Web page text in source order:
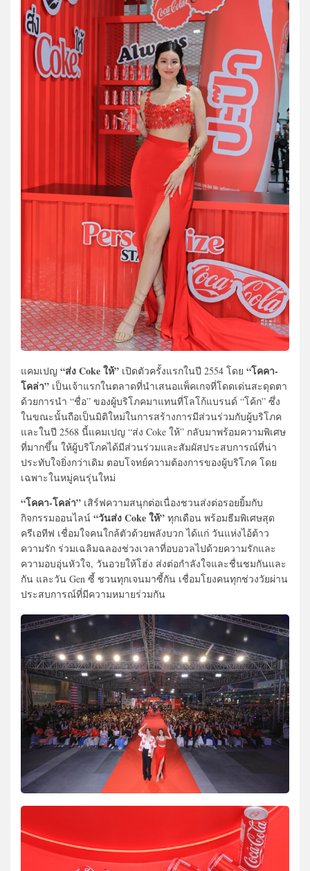
แคมเปญ “ส่ง Coke ให้” เปิดตัวครั้งแรกในปี 2554 โดย “โคคา-
โคล่า” เป็นเจ้าแรกในตลาดที่นำเสนอแพ็คเกจที่โดดเด่นสะดุดตา
ด้วยการนำ “ชื่อ” ของผู้บริโภคมาแทนที่โลโก้แบรนด์ “โค้ก” ซึ่ง
ในขณะนั้นถือเป็นมิติใหม่ในการสร้างการมีส่วนร่วมกับผู้บริโภค
และในปี 2568 นี้แคมเปญ “ส่ง Coke ให้” กลับมาพร้อมความพิเศษ
ที่มากขึ้น ให้ผู้บริโภคได้มีส่วนร่วมและสัมผัสประสบการณ์ที่น่า
ประทับใจยิ่งกว่าเดิม ตอบโจทย์ความต้องการของผู้บริโภค โดย
เฉพาะในหมู่คนรุ่นใหม่
“โคคา-โคล่า” เสิร์ฟความสนุกต่อเนื่องชวนส่งต่อรอยยิ้มกับ
กิจกรรมออนไลน์ “วันส่ง Coke ให้” ทุกเดือน พร้อมธีมพิเศษสุด
ครีเอทีฟ เชื่อมใจคนใกล้ตัวด้วยพลังบวก ได้แก่ วันแห่งไอ้ต้าว
ความรัก ร่วมเฉลิมฉลองช่วงเวลาที่อบอวลไปด้วยความรักและ
ความอบอุ่นหัวใจ, วันอวยให้โฮ่ง ส่งต่อกำลังใจและชื่นชมกันและ
กัน และวัน Gen ซี้ ชวนทุกเจนมาซี้กัน เชื่อมโยงคนทุกช่วงวัยผ่าน
ประสบการณ์ที่มีความหมายร่วมกัน